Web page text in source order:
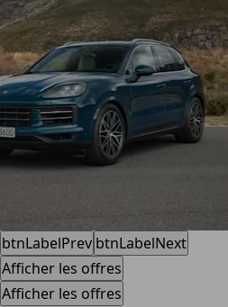
btnLabelPrev btnLabelNext
Afficher les offres
Afficher les offres